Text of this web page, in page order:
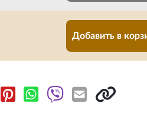
Добавить в